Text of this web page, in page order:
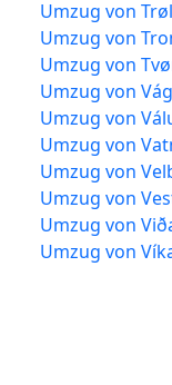
Umzug von
Umzug von
Umzug von
Umzug von
Umzug von
Umzug von
Umzug von
Umzug von
Umzug von
Umzug von